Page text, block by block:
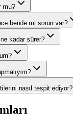
mu?
bende mi sorun var?
kadar sürer?
nasıl tespit ediyor?